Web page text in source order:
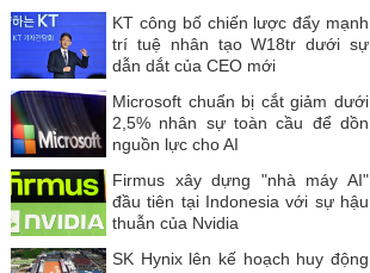
KT công bố chiến lược đẩy mạnh
trí tuệ nhân tạo W18tr dưới sự
dẫn dắt của CEO mới
Microsoft chuẩn bị cắt giảm dưới
2,5% nhân sự toàn cầu để dồn
nguồn lực cho AI
Firmus xây dựng "nhà máy AI"
đầu tiên tại Indonesia với sự hậu
thuẫn của Nvidia
SK Hynix lên kế hoạch huy động